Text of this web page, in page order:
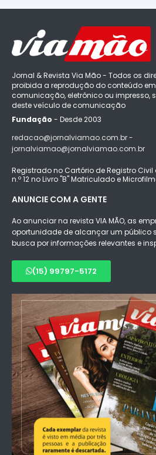
Jornal & Revista Via Mão - Todos os
proibida a reprodução do conteúdo
comunicação, eletrônico ou impresso,
deste veículo de comunicação
Fundação - Desde 2003
redacao@jornalviamao.com.br -
jornalviamao@jornalviamao.com.br
Registrado no Cartório de Registro
n.º 12 no Livro "B" Matriculado e
ANUNCIE COM A GENTE
Ao anunciar na revista VIA MÃO, as
oportunidade de alcançar um público
busca por informações relevantes e
(15) 99797-5172